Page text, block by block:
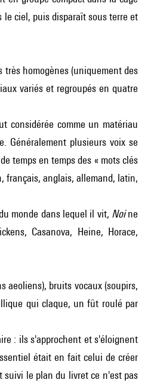
ciel, puis disparaît sous terre et
très homogènes (uniquement des
variés et regroupés en quatre
considérée comme un matériau
Généralement plusieurs voix se
temps en temps des « mots clés
français, anglais, allemand, latin,
monde dans lequel il vit, Noine
Casanova, Heine, Horace,
aeoliens), bruits vocaux (soupirs,
qui claque, un fût roulé par
: ils s'approchent et s'éloignent
était en fait celui de créer
suivi le plan du livret ce n'est pas